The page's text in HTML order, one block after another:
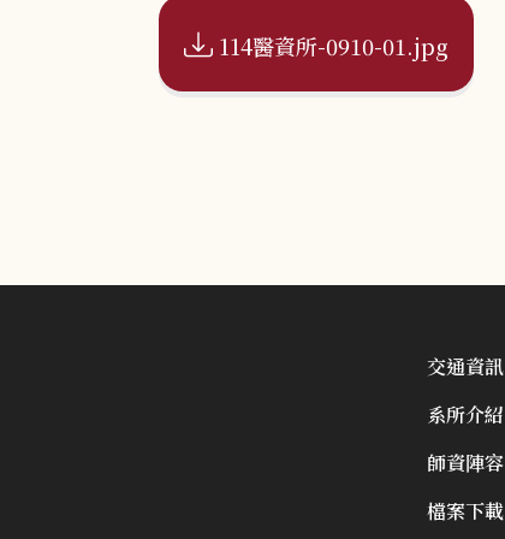
114醫資所-0910-01.jpg
交通資訊
系所介紹
師資陣容
檔案下載